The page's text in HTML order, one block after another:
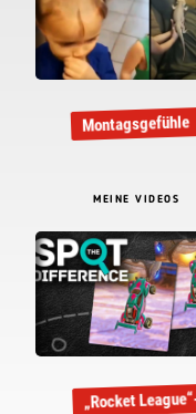
Montagsgefühle
MEINE VIDEOS
„Rocket